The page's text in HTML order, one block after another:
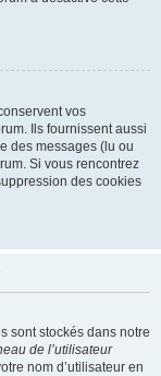
vos
Ils fournissent aussi
des messages (lu ou
Si vous rencontrez
des cookies
sont stockés dans notre
de l’utilisateur
nom d’utilisateur en